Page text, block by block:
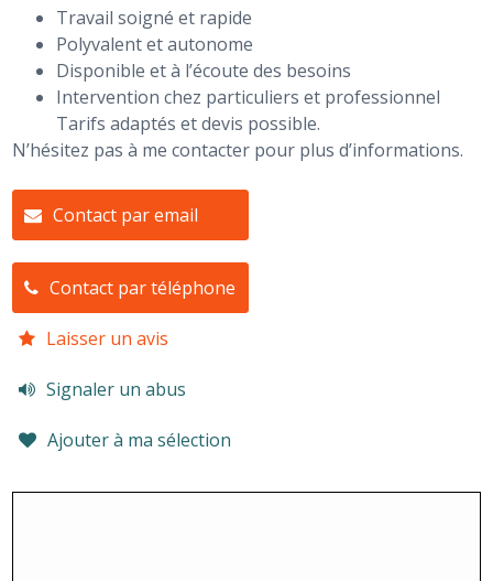
Travail soigné et rapide
Polyvalent et autonome
Disponible et à l’écoute des besoins
Intervention chez particuliers et professionnel
Tarifs adaptés et devis possible.
N’hésitez pas à me contacter pour plus d’informations.
Contact par email
Contact par téléphone
Laisser un avis
Signaler un abus
Ajouter à ma sélection